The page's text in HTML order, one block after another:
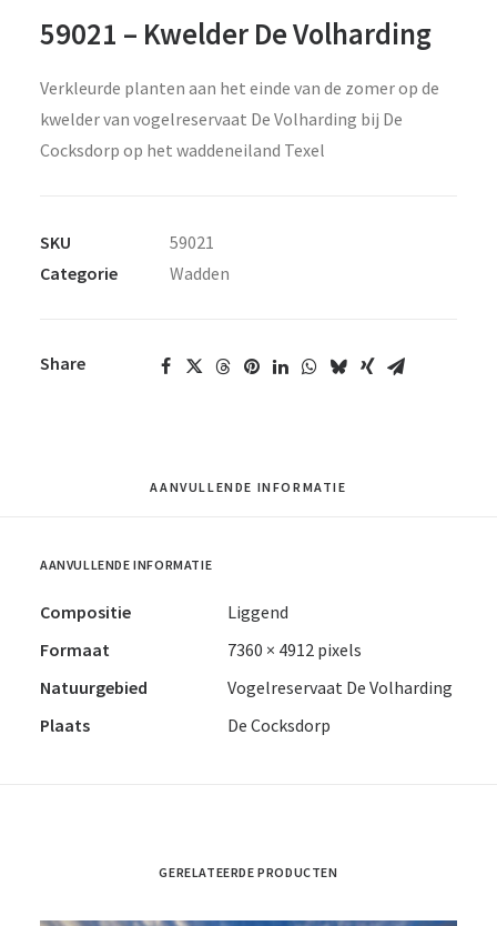
59021 – Kwelder De Volharding
Verkleurde planten aan het einde van de zomer op de
kwelder van vogelreservaat De Volharding bij De
Cocksdorp op het waddeneiland Texel
SKU
59021
Categorie
Wadden
Share
AANVULLENDE INFORMATIE
AANVULLENDE INFORMATIE
Compositie
Liggend
Formaat
7360 × 4912 pixels
Natuurgebied
Vogelreservaat De Volharding
Plaats
De Cocksdorp
GERELATEERDE PRODUCTEN